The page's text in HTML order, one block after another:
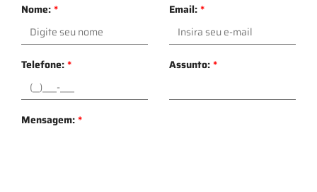
Nome:* Email:*
Telefone:* Assunto:*
Mensagem:*